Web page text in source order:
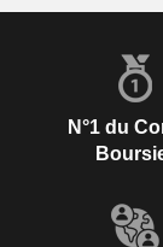
N°1 du